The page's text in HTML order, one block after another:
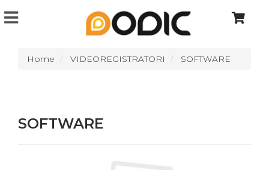
Home VIDEOREGISTRATORI SOFTWARE
SOFTWARE